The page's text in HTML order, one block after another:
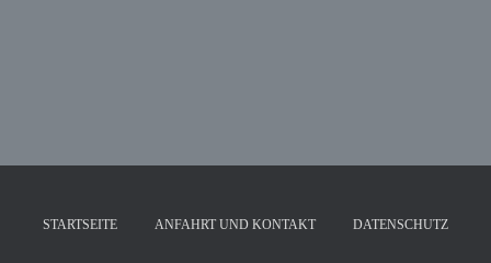
STARTSEITE ANFAHRT UND KONTAKT DATENSCHUTZ